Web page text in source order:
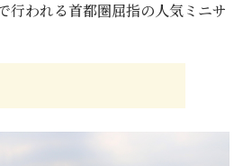
行われる首都圏屈指の人気ミニサ